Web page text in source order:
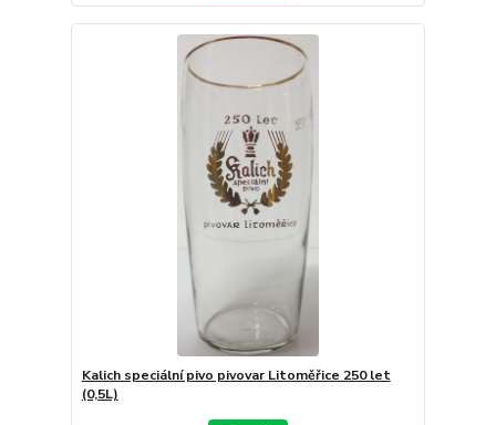
Kalich speciální pivo pivovar Litoměřice 250 let
(0,5L)